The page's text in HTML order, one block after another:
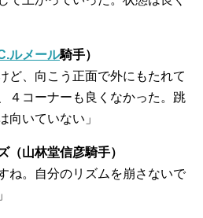
ルメール騎手）
ど、向こう正面で外にもたれて
４コーナーも良くなかった。跳
向いていない」
山林堂信彦騎手）
ね。自分のリズムを崩さないで